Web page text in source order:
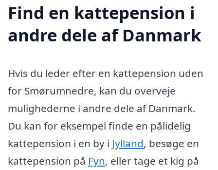
Find en kattepension i
andre dele af Danmark
Hvis du leder efter en kattepension uden
for Smørumnedre, kan du overveje
mulighederne i andre dele af Danmark.
Du kan for eksempel finde en pålidelig
kattepension i en by i Jylland, besøge en
kattepension på Fyn, eller tage et kig på